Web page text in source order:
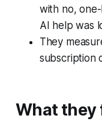
with no,
AI help was
They
subscription
What they